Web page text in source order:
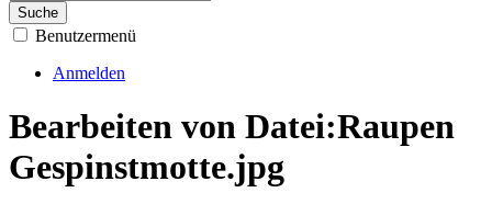
Suche
Benutzermenü
Anmelden
Bearbeiten von Datei:Raupen
Gespinstmotte.jpg